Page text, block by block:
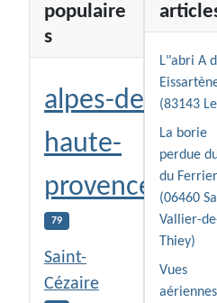
populaire
s
alpes-de-
haute-
provence
79
Saint-
Cézaire
L"abri A
(83143
La borie
perdue
du Ferrier
(06460
Vallier-
Thiey)
Vues